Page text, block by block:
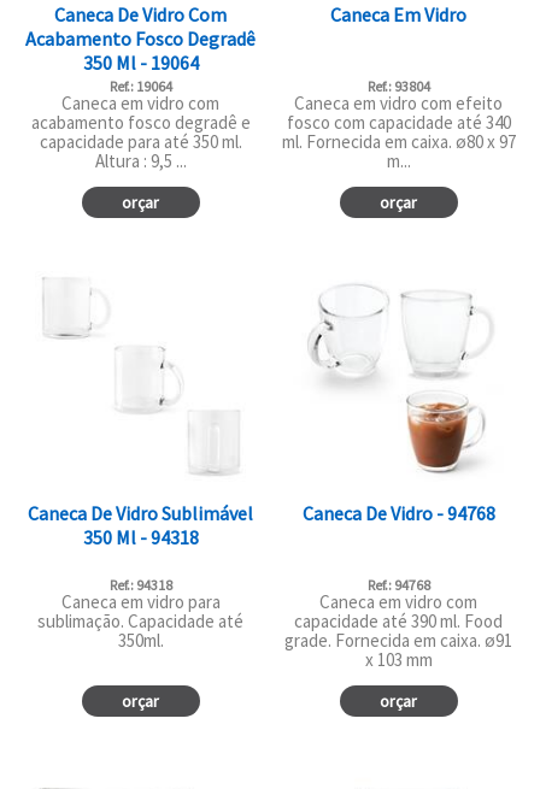
Caneca De Vidro Com
Acabamento Fosco Degradê
350 Ml - 19064
Ref.: 19064
Caneca em vidro com
acabamento fosco degradê e
capacidade para até 350 ml.
Altura : 9,5 ...
orçar
Caneca Em Vidro
Ref.: 93804
Caneca em vidro com efeito
fosco com capacidade até 340
ml. Fornecida em caixa. ø80 x 97
m...
orçar
Caneca De Vidro Sublimável
350 Ml - 94318
Ref.: 94318
Caneca em vidro para
sublimação. Capacidade até
350ml.
orçar
Caneca De Vidro - 94768
Ref.: 94768
Caneca em vidro com
capacidade até 390 ml. Food
grade. Fornecida em caixa. ø91
x 103 mm
orçar